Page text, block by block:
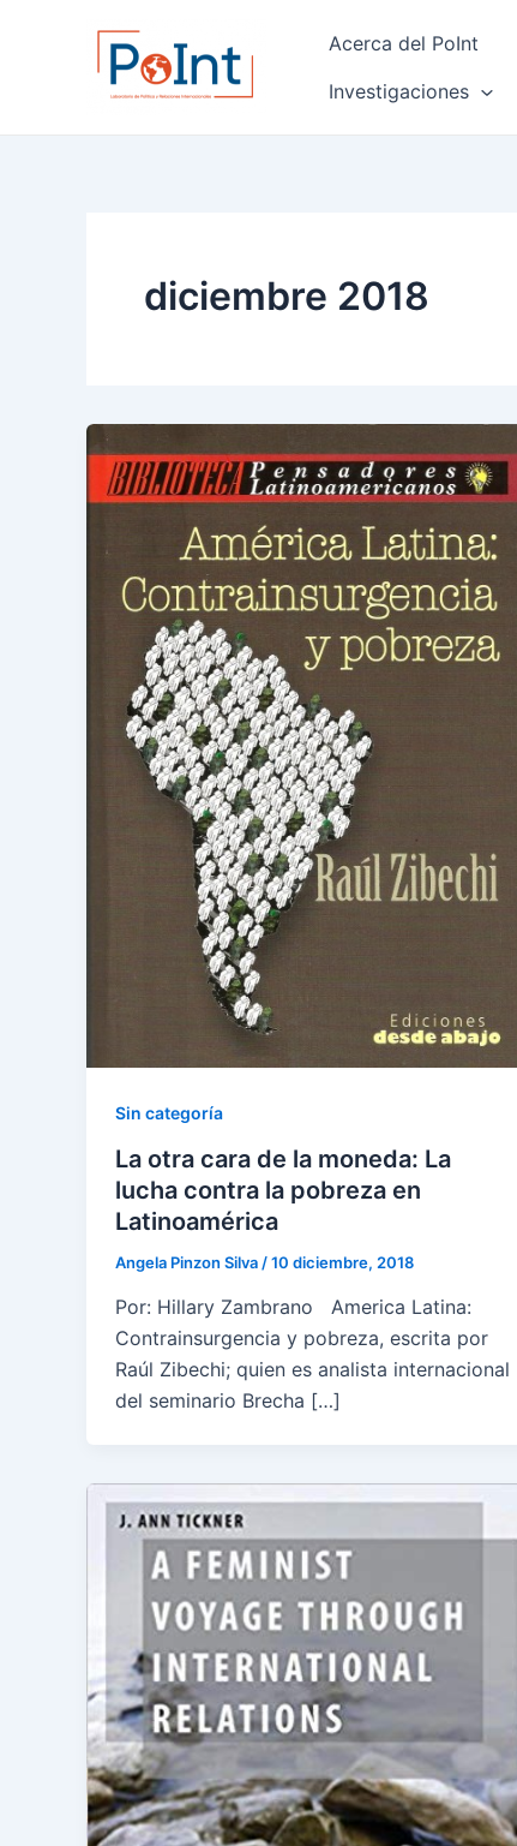
Acerca del PoInt
Investigaciones
diciembre 2018
Sin categoría
La otra cara de la moneda: La
lucha contra la pobreza en
Latinoamérica
Angela Pinzon Silva /10 diciembre, 2018
Por: Hillary Zambrano America Latina:
Contrainsurgencia y pobreza, escrita por
Raúl Zibechi; quien es analista internacional
del seminario Brecha […]
pagination